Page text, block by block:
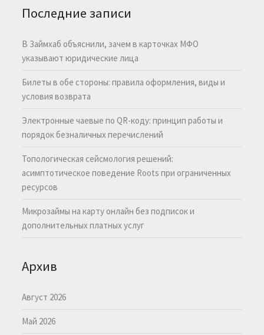
Последние записи
В Займхаб объяснили, зачем в карточках МФО
указывают юридические лица
Билеты в обе стороны: правила оформления, виды и
условия возврата
Электронные чаевые по QR-коду: принцип работы и
порядок безналичных перечислений
Топологическая сейсмология решений:
асимптотическое поведение Roots при ограниченных
ресурсов
Микрозаймы на карту онлайн без подписок и
дополнительных платных услуг
Архив
Август 2026
Май 2026